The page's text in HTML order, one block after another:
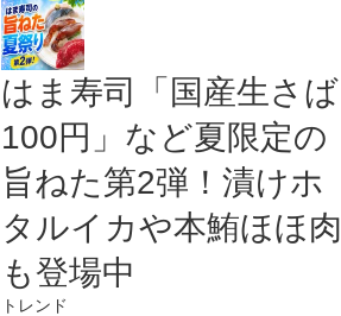
はま寿司「国産生さば
100円」など夏限定の
旨ねた第2弾！漬けホ
タルイカや本鮪ほほ肉
も登場中
トレンド